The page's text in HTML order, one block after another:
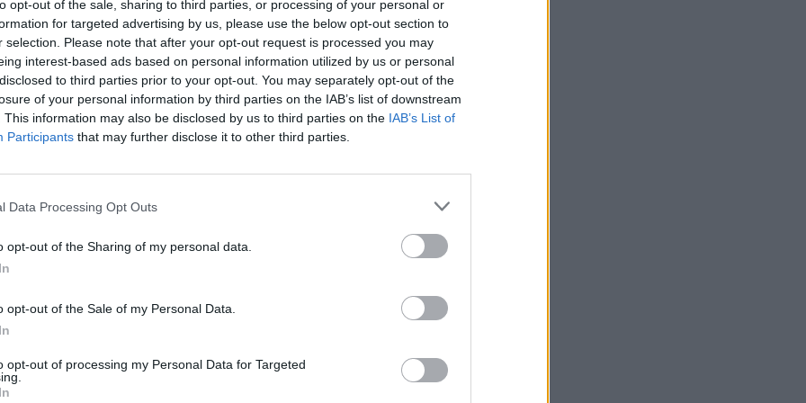
opt-out of the sale, sharing to third parties, or processing of your personal or
for targeted advertising by us, please use the below opt-out section to
selection. Please note that after your opt-out request is processed you may
interest-based ads based on personal information utilized by us or personal
to third parties prior to your opt-out. You may separately opt-out of the
of your personal information by third parties on the IAB’s list of downstream
This information may also be disclosed by us to third parties on the IAB’s List of
Participants that may further disclose it to other third parties.
Data Processing Opt Outs
opt-out of the Sharing of my personal data.
opt-out of the Sale of my Personal Data.
opt-out of processing my Personal Data for Targeted
boso
durys
kam taikys